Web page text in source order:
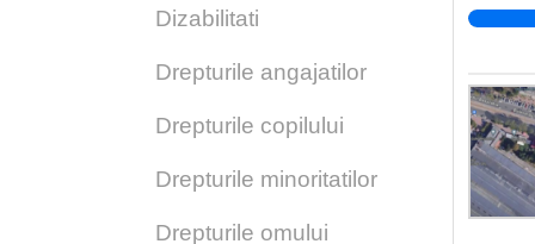
Dizabilitati
Drepturile angajatilor
Drepturile copilului
Drepturile minoritatilor
Drepturile omului
atât
nu
duce
și ale